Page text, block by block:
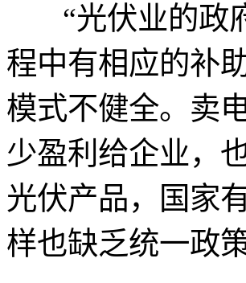
“光伏业的政府
程中有相应的补
模式不健全。卖
少盈利给企业，
光伏产品，国家
样也缺乏统一政